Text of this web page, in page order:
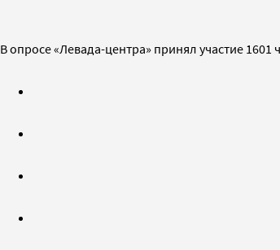
В опросе «Левада-центра» принял участие 1601